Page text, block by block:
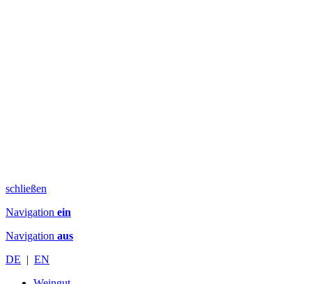
schließen
Navigation ein
Navigation aus
DE | EN